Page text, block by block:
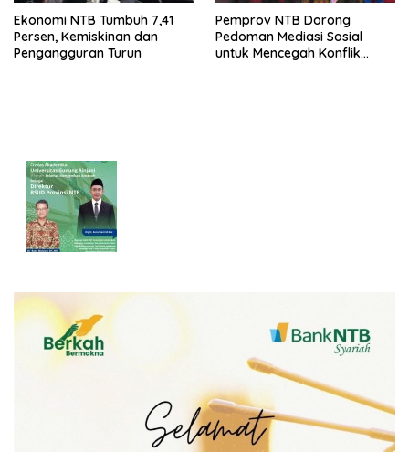
Ekonomi NTB Tumbuh 7,41
Persen, Kemiskinan dan
Pengangguran Turun
Pemprov NTB Dorong
Pedoman Mediasi Sosial
untuk Mencegah Konflik